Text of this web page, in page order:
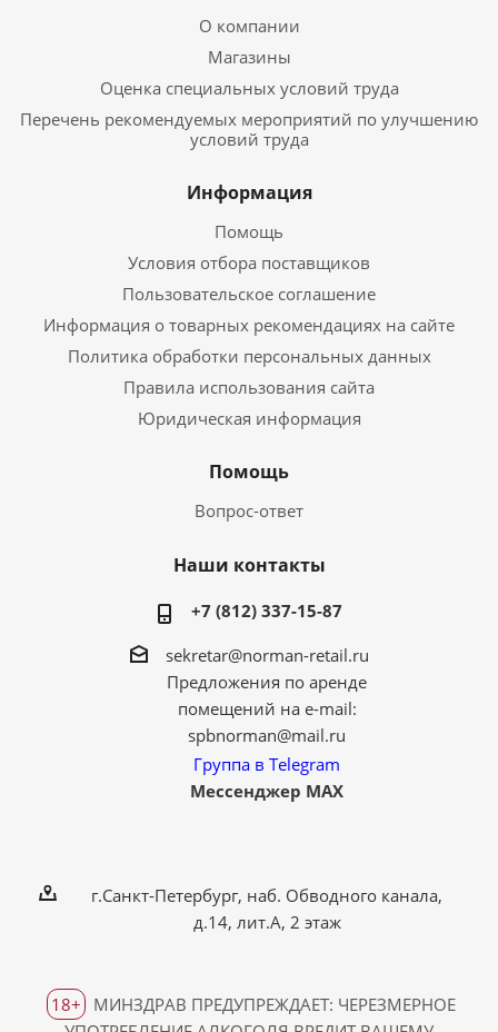
О компании
Магазины
Оценка специальных условий труда
Перечень рекомендуемых мероприятий по улучшению
условий труда
Информация
Помощь
Условия отбора поставщиков
Пользовательское соглашение
Информация о товарных рекомендациях на сайте
Политика обработки персональных данных
Правила использования сайта
Юридическая информация
Помощь
Вопрос-ответ
Наши контакты
+7 (812) 337-15-87
sekretar@norman-retail.ru
Предложения по аренде
помещений на e-mail:
spbnorman@mail.ru
Группа в Telegram
Мессенджер MAX
г.Санкт-Петербург, наб. Обводного канала,
д.14, лит.А, 2 этаж
18+
МИНЗДРАВ ПРЕДУПРЕЖДАЕТ: ЧЕРЕЗМЕРНОЕ